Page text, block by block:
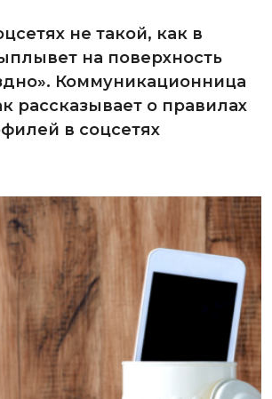
не такой, как в
на поверхность
Коммуникационница
рассказывает о правилах
в соцсетях